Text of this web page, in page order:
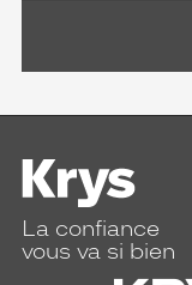
La confiance
vous va si bien